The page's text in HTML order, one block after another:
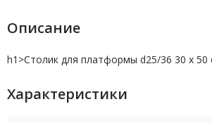
Описание
h1>Столик для платформы d25/36 30 х 50
Характеристики